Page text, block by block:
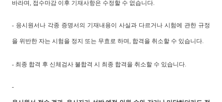
바라며, 접수마감 이후 기재사항은 수정할 수 없습니다.
- 응시원서나 각종 증명서의 기재내용이 사실과 다르거나 시험에 관한 규정
을 위반한 자는 시험을 정지 또는 무효로 하며, 합격을 취소할 수 있습니다.
- 최종 합격 후 신체검사 불합격 시 최종 합격을 취소할 수 있습니다.
-